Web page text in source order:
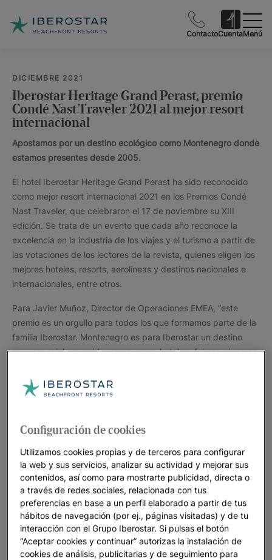
ContactoCuentaMenú
DICIEMBRE 2021
Iberostar Heritage Grand Perast, premio
Condé Nast Traveler 2021 al mejor resort
internacional
Apostamos por un destino ecológico como Montenegro donde
estamos presentes desde 2005.
El hotel Iberostar Heritage Grand Perast ha sido reconocido
como mejor resort internacional 2021 en los Premios Condé
Nast Traveler, que celebraron el 17 de noviembre su XIII
edición. Se trata de un evento que cada año reconoce la
excelencia en la industria de los viajes y el turismo a partir de
las votaciones de los lectores de la revista, quienes eligen los
mejores hoteles, resorts, aerolíneas y destinos nacionales e
internacionales, entre otros.
Para Javier Muñoz, Director de Operaciones EMEA, “este
premio es un orgullo para todos los que formamos parte de la
familia Iberostar. Montenegro es para Iberostar un destino
muy especial y querido, como grupo hotelero fuimos pioneros
Queremos agradecer a Condé Nast este prestigioso
reconocimiento y a todo el equipo de Iberostar Grand Perast
Iberostar Heritage Grand Perast, es un hotel de cinco estrellas
único ubicado en un palacio del siglo XVIII renovado con estilo
vanguardista y conservando su arquitectura original. Cuenta
con una gran personalidad, vinculada a las antiguas familias
nobiliarias de Perast y forma parte de nuestro segmento de
hoteles con historia, Iberostar Heritage. El hotel está situado
en una preciosa y pintoresca villa marinera a orillas de la Bahía
de Kotor que fue declarada Patrimonio de la Humanidad por la
UNESCO en 1979.
Configuración de cookies
Utilizamos cookies propias y de terceros para configurar
la web y sus servicios, analizar su actividad y mejorar sus
contenidos, así como para mostrarte publicidad, directa o
a través de redes sociales, relacionada con tus
preferencias en base a un perfil elaborado a partir de tus
hábitos de navegación (por ej., páginas visitadas) y de tu
interacción con el Grupo Iberostar. Si pulsas el botón
“Aceptar cookies y continuar” autorizas la instalación de
cookies de análisis, publicitarias y de seguimiento para